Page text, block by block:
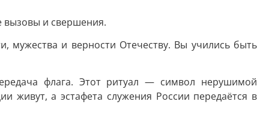
вызовы и свершения.
мужества и верности Отечеству. Вы учились быть
флага. Этот ритуал — символ нерушимой
живут, а эстафета служения России передаётся в